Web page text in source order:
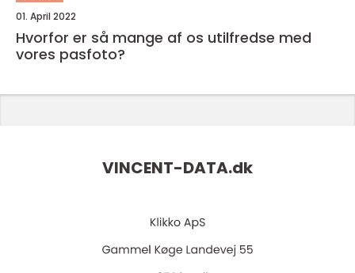
01. April 2022
Hvorfor er så mange af os utilfredse med
vores pasfoto?
VINCENT-DATA.dk